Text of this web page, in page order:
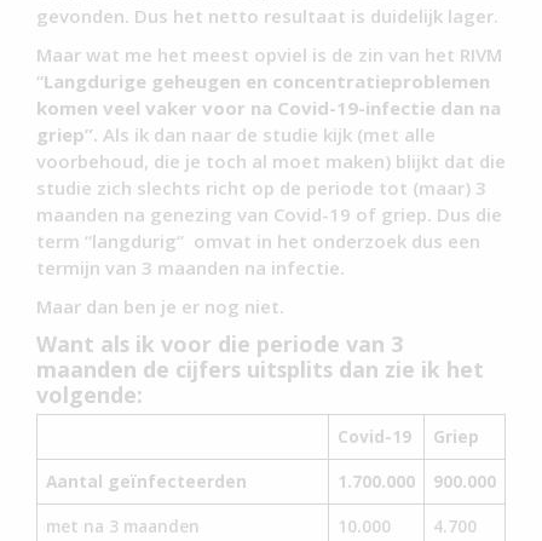
gevonden. Dus het netto resultaat is duidelijk lager.
Maar wat me het meest opviel is de zin van het RIVM
“Langdurige geheugen en concentratieproblemen
komen veel vaker voor na Covid-19-infectie dan na
griep”. Als ik dan naar de studie kijk (met alle
voorbehoud, die je toch al moet maken) blijkt dat die
studie zich slechts richt op de periode tot (maar) 3
maanden na genezing van Covid-19 of griep. Dus die
term “langdurig” omvat in het onderzoek dus een
termijn van 3 maanden na infectie.
Maar dan ben je er nog niet.
Want als ik voor die periode van 3
maanden de cijfers uitsplits dan zie ik het
volgende:
Covid-19
Griep
Aantal geïnfecteerden
1.700.000
900.000
met na 3 maanden
10.000 4.700